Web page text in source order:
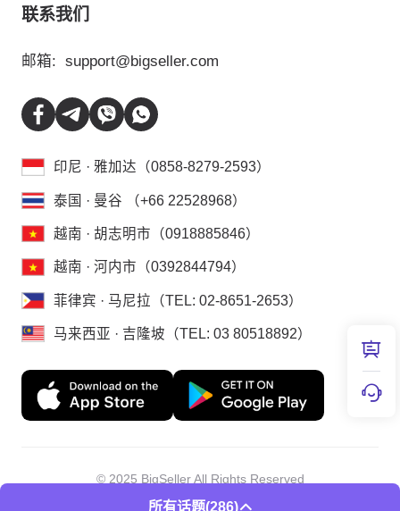
所有话题(286)
联系我们
邮箱: support@bigseller.com
印尼 · 雅加达（0858-8279-2593）
泰国 · 曼谷 （+66 22528968）
越南 · 胡志明市（0918885846）
越南 · 河内市（0392844794）
菲律宾 · 马尼拉（TEL: 02-8651-2653）
马来西亚 · 吉隆坡（TEL: 03 80518892）
© 2025 BigSeller All Rights Reserved
深圳斗讯科技有限公司